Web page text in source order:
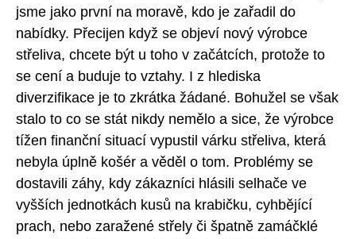
jsme jako první na moravě, kdo je zařadil do
nabídky. Přecijen když se objeví nový výrobce
střeliva, chcete být u toho v začátcích, protože to
se cení a buduje to vztahy. I z hlediska
diverzifikace je to zkrátka žádané. Bohužel se však
stalo to co se stát nikdy nemělo a sice, že výrobce
tížen finanční situací vypustil várku střeliva, která
nebyla úplně košér a věděl o tom. Problémy se
dostavili záhy, kdy zákazníci hlásili selhače ve
vyšších jednotkách kusů na krabičku, cyhbějící
prach, nebo zaražené střely či špatně zamáčklé